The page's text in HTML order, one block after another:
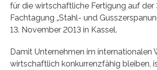
für die wirtschaftliche Fertigung auf der
Fachtagung „Stahl- und
13. November 2013 in Kassel.
Damit Unternehmen im internationalen
wirtschaftlich konkurrenzfähig bleiben,